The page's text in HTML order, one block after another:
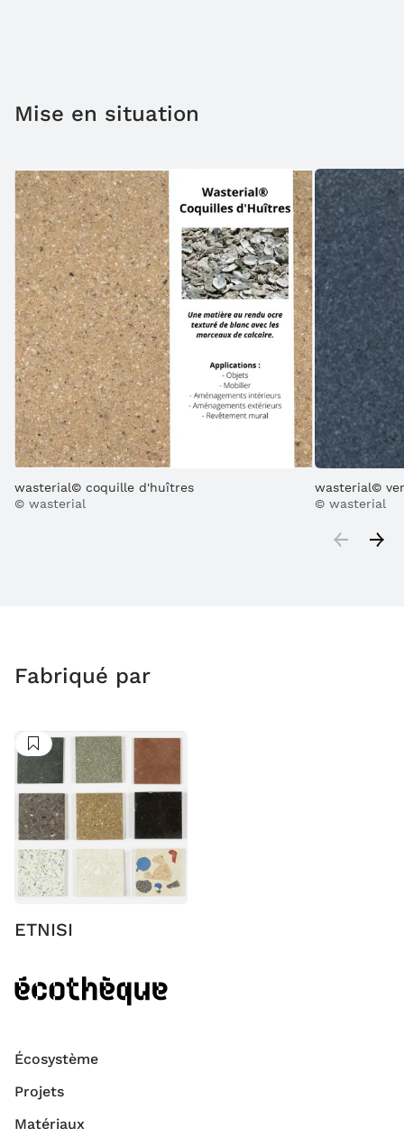
Mise en situation
wasterial© coquille d'huîtres
© wasterial
wasterial©
© wasterial
Fabriqué par
Suivre
ETNISI
Écosystème
Projets
Matériaux